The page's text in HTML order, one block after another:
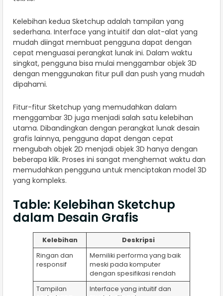
Kelebihan kedua Sketchup adalah tampilan yang
sederhana. Interface yang intuitif dan alat-alat yang
mudah diingat membuat pengguna dapat dengan
cepat menguasai perangkat lunak ini. Dalam waktu
singkat, pengguna bisa mulai menggambar objek 3D
dengan menggunakan fitur pull dan push yang mudah
dipahami.
Fitur-fitur Sketchup yang memudahkan dalam
menggambar 3D juga menjadi salah satu kelebihan
utama. Dibandingkan dengan perangkat lunak desain
grafis lainnya, pengguna dapat dengan cepat
mengubah objek 2D menjadi objek 3D hanya dengan
beberapa klik. Proses ini sangat menghemat waktu dan
memudahkan pengguna untuk menciptakan model 3D
yang kompleks.
Table: Kelebihan Sketchup
dalam Desain Grafis
Kelebihan
Deskripsi
Ringan dan
responsif
Memiliki performa yang baik
meski pada komputer
dengan spesifikasi rendah
Tampilan
Interface yang intuitif dan